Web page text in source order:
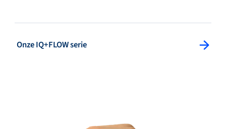
Onze IQ+FLOW serie: Splitview Button